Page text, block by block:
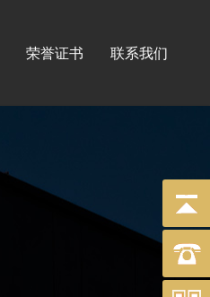
荣誉证书 联系我们